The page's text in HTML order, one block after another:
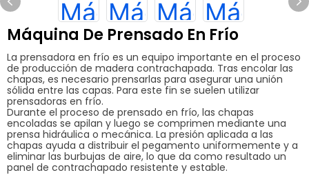
Máquina De Prensado En Frío
La prensadora en frío es un equipo importante en el proceso
de producción de madera contrachapada. Tras encolar las
chapas, es necesario prensarlas para asegurar una unión
sólida entre las capas. Para este fin se suelen utilizar
prensadoras en frío.
Durante el proceso de prensado en frío, las chapas
encoladas se apilan y luego se comprimen mediante una
prensa hidráulica o mecánica. La presión aplicada a las
chapas ayuda a distribuir el pegamento uniformemente y a
eliminar las burbujas de aire, lo que da como resultado un
panel de contrachapado resistente y estable.